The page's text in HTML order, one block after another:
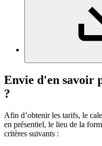
Envie d'en savoir
?
Afin d’obtenir les tarifs, le
en présentiel, le lieu de la
critères suivants :